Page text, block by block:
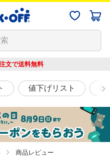
文で送料無料
値下げリスト
商品レビュー